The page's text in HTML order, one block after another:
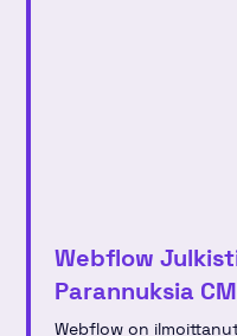
Webflow
Parannuksia
Webflow on